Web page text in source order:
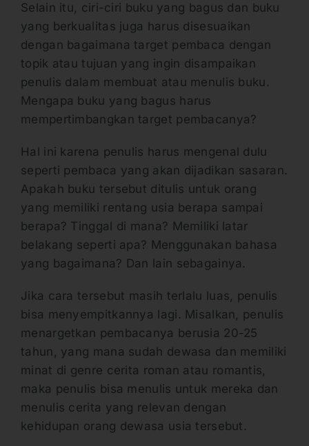
Selain itu, ciri-ciri buku yang bagus dan buku
yang berkualitas juga harus disesuaikan
dengan bagaimana target pembaca dengan
topik atau tujuan yang ingin disampaikan
penulis dalam membuat atau menulis buku.
Mengapa buku yang bagus harus
mempertimbangkan target pembacanya?
Hal ini karena penulis harus mengenal dulu
seperti pembaca yang akan dijadikan sasaran.
Apakah buku tersebut ditulis untuk orang
yang memiliki rentang usia berapa sampai
berapa? Tinggal di mana? Memiliki latar
belakang seperti apa? Menggunakan bahasa
yang bagaimana? Dan lain sebagainya.
Jika cara tersebut masih terlalu luas, penulis
bisa menyempitkannya lagi. Misalkan, penulis
menargetkan pembacanya berusia 20-25
tahun, yang mana sudah dewasa dan memiliki
minat di genre cerita roman atau romantis,
maka penulis bisa menulis untuk mereka dan
menulis cerita yang relevan dengan
kehidupan orang dewasa usia tersebut.